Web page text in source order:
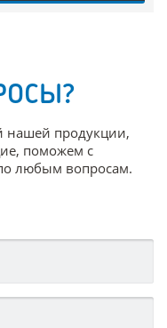
нашей продукции,
поможем с
любым вопросам.